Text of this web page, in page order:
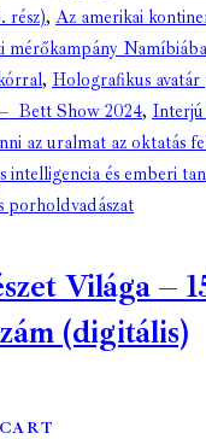
rész), Az amerikai
mérőkampány
, Holografikus avatár
Bett Show 2024,
az uralmat az oktatás
intelligencia és emberi
porholdvadászat
Világa –
(digitális)